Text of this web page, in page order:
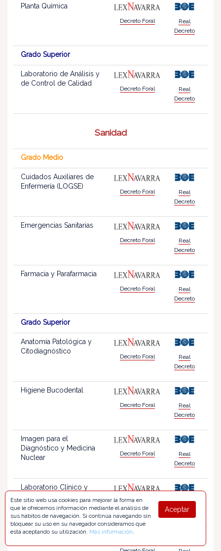
Planta Química
Decreto Foral
Real
Decreto
Grado Superior
Laboratorio de Análisis y
de Control de Calidad
Decreto Foral
Real
Decreto
Sanidad
Grado Medio
Cuidados Auxiliares de
Enfermería (LOGSE)
Decreto Foral
Real
Decreto
Emergencias Sanitarias
Decreto Foral
Real
Decreto
Farmacia y Parafarmacia
Decreto Foral
Real
Decreto
Grado Superior
Anatomía Patológica y
Citodiagnóstico
Decreto Foral
Real
Decreto
Higiene Bucodental
Decreto Foral
Real
Decreto
Imagen para el
Diagnóstico y Medicina
Nuclear
Decreto Foral
Real
Decreto
Laboratorio Clínico y
Biomédico
Decreto Foral
Real
Decreto
Prótesis Dentales
Aceptar
Este sitio web usa cookies para mejorar la forma en
que le ofrecemos información mediante el análisis de
sus hábitos de navegación. Si continúa navegando sin
bloquear su uso en su navegador consideramos que
está aceptando su utilización. Más información.